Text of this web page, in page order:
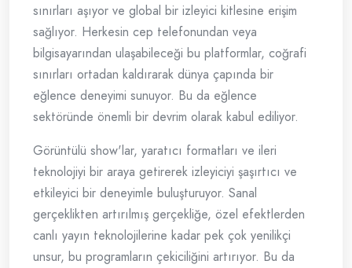
sınırları aşıyor ve global bir izleyici kitlesine erişim
sağlıyor. Herkesin cep telefonundan veya
bilgisayarından ulaşabileceği bu platformlar, coğrafi
sınırları ortadan kaldırarak dünya çapında bir
eğlence deneyimi sunuyor. Bu da eğlence
sektöründe önemli bir devrim olarak kabul ediliyor.
Görüntülü show'lar, yaratıcı formatları ve ileri
teknolojiyi bir araya getirerek izleyiciyi şaşırtıcı ve
etkileyici bir deneyimle buluşturuyor. Sanal
gerçeklikten artırılmış gerçekliğe, özel efektlerden
canlı yayın teknolojilerine kadar pek çok yenilikçi
unsur, bu programların çekiciliğini artırıyor. Bu da